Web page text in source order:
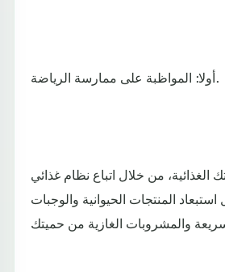
أولا: المواظبة على ممارسة الرياضة.
الغذائية، من خلال اتباع نظام غذائي
المنتجات الحيوانية والوجبات